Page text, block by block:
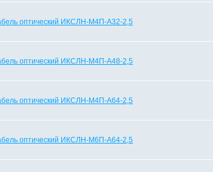
оптический ИКСЛН-М4П-А32-2,5
оптический ИКСЛН-М4П-А48-2,5
оптический ИКСЛН-М4П-А64-2,5
оптический ИКСЛН-М6П-А64-2,5